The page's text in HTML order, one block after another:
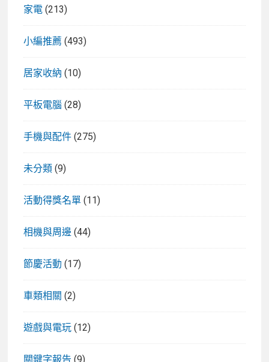
家電 (213)
小編推薦 (493)
居家收納 (10)
平板電腦 (28)
手機與配件 (275)
未分類 (9)
活動得獎名單 (11)
相機與周邊 (44)
節慶活動 (17)
車類相關 (2)
遊戲與電玩 (12)
關鍵字報告 (9)